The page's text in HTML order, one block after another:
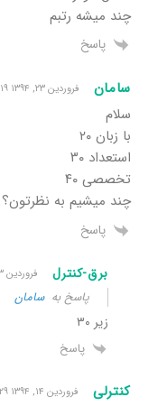
چند میشه رتبم
پاسخ
سامان فروردین ۲۳, ۱۳۹۴ ۱۰:۱۹ ق٫ظ
سلام
با زبان ۲۰
استعداد ۳۰
تخصصی ۴۰
چند میشیم به نظرتون؟
پاسخ
برق-کنترل فروردین ۲۳, ۱۳۹۴ ۶:۴۰ ب٫ظ
پاسخ بهسامان
زیر ۳۰
پاسخ
کنترلی فروردین ۱۴, ۱۳۹۴ ۱۲:۲۹ ب٫ظ